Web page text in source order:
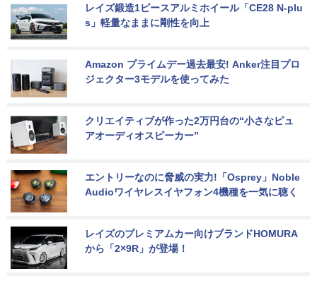
レイズ鍛造1ピースアルミホイール「CE28 N-plu
s」軽量なままに剛性を向上
Amazon プライムデー過去最安! Anker注目プロ
ジェクター3モデルを使ってみた
クリエイティブが作った2万円台の“小さなピュ
アオーディオスピーカー”
エントリーなのに脅威の実力!「Osprey」Noble
Audioワイヤレスイヤフォン4機種を一気に聴く
レイズのプレミアムカー向けブランドHOMURA
から「2×9R」が登場！